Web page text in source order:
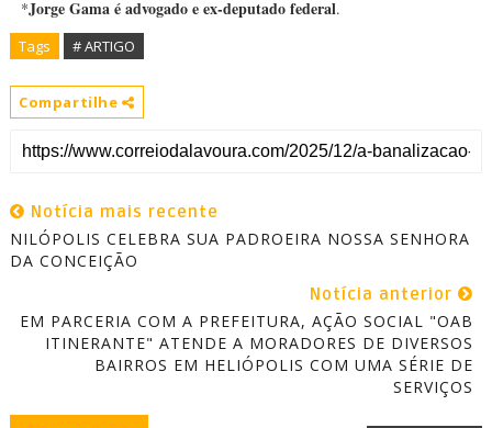
*Jorge Gama é advogado e ex-deputado federal.
Tags # ARTIGO
Compartilhe
Notícia mais recente
NILÓPOLIS CELEBRA SUA PADROEIRA NOSSA SENHORA
DA CONCEIÇÃO
Notícia anterior
EM PARCERIA COM A PREFEITURA, AÇÃO SOCIAL "OAB
ITINERANTE" ATENDE A MORADORES DE DIVERSOS
BAIRROS EM HELIÓPOLIS COM UMA SÉRIE DE
SERVIÇOS